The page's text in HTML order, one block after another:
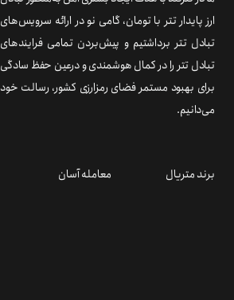
ارز پایدار تتر با تومان، گامی نو در ارائه سرویس‌های
تبادل تتر برداشتیم و پیش‌بردن تمامی فرایندهای
تبادل تتر را در کمال هوشمندی و درعین حفظ سادگی
برای بهبود مستمر فضای رمزارزی کشور، رسالت خود
می‌دانیم.
برند متریال معامله آسان